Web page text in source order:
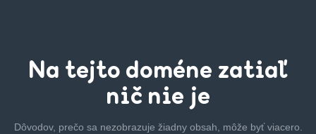
Na tejto doméne zatiaľ
nič nie je
Dôvodov, prečo sa nezobrazuje žiadny obsah, môže byťviacero.